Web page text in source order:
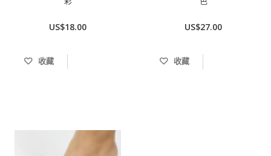
US$18.00
收藏
US$27.00
收藏